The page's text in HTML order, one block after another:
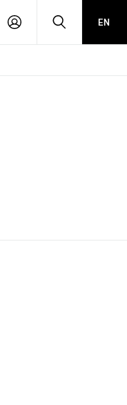
PŘIHLÁSIT HLEDATEN